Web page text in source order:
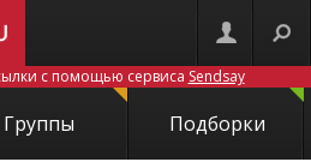
с помощью сервиса Sendsay
Группы Подборки